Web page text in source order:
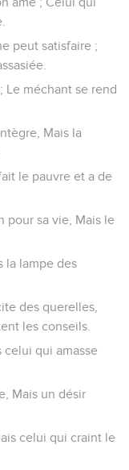
peut satisfaire ;
Le méchant se rend
Mais la
le pauvre et a de
pour sa vie, Mais le
la lampe des
des querelles,
les conseils.
celui qui amasse
Mais un désir
celui qui craint le